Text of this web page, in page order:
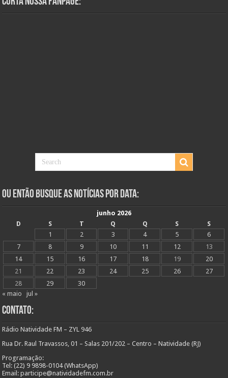
Ou Então Busque as Notícias Por Data:
junho 2026
D
S T Q Q S
S
1
2 3 4 5
6
7
8 9 10 11 12
13
14
15 16 17 18 19
20
21
22 23 24 25 26
27
28
29
30
« maio
jul »
Contato:
Rádio Natividade FM – ZYL 946
Rua Dr. Raul Travassos, 01 – Salas 201/202 – Centro – Natividade (RJ)
Programação:
Tel: (22) 9 9898-0104 (WhatsApp)
Email: participe@natividadefm.com.br